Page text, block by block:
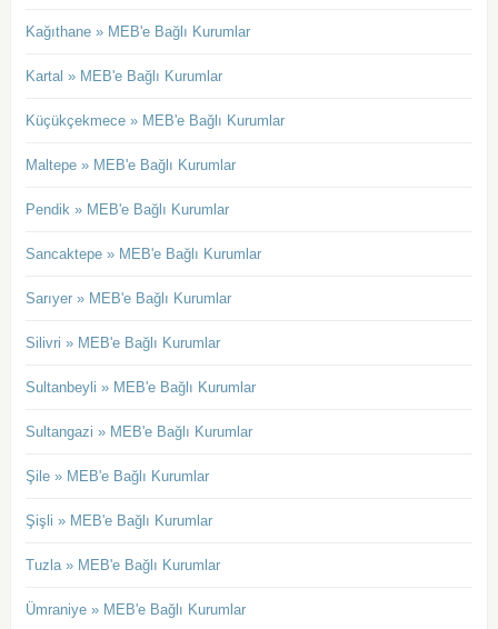
Kağıthane » MEB'e Bağlı Kurumlar
Kartal » MEB'e Bağlı Kurumlar
Küçükçekmece » MEB'e Bağlı Kurumlar
Maltepe » MEB'e Bağlı Kurumlar
Pendik » MEB'e Bağlı Kurumlar
Sancaktepe » MEB'e Bağlı Kurumlar
Sarıyer » MEB'e Bağlı Kurumlar
Silivri » MEB'e Bağlı Kurumlar
Sultanbeyli » MEB'e Bağlı Kurumlar
Sultangazi » MEB'e Bağlı Kurumlar
Şile » MEB'e Bağlı Kurumlar
Şişli » MEB'e Bağlı Kurumlar
Tuzla » MEB'e Bağlı Kurumlar
Ümraniye » MEB'e Bağlı Kurumlar